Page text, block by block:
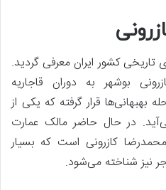
تاریخی کشور ایران معرفی گردید.
بوشهر به دوران قاجاریه
بهبهانی‌ها قرار گرفته که یکی از
در حال حاضر مالک عمارت
کازرونی است که بسیار
نیز شناخته می‌شود.